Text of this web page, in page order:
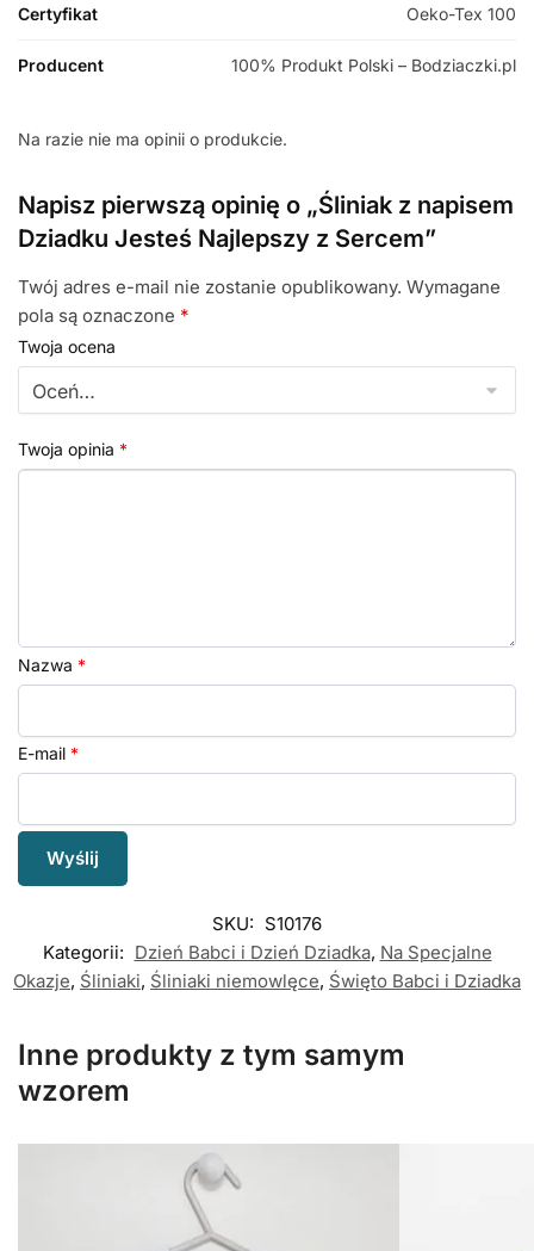
Certyfikat Oeko-Tex 100
Producent 100% Produkt Polski – Bodziaczki.pl
Na razie nie ma opinii o produkcie.
Napisz pierwszą opinię o „Śliniak z napisem
Dziadku Jesteś Najlepszy z Sercem”
Twój adres e-mail nie zostanie opublikowany. Wymagane
pola są oznaczone *
Twoja ocena
Twoja opinia *
Nazwa *
E-mail *
SKU: S10176
Kategorii: Dzień Babci i Dzień Dziadka, Na Specjalne
Okazje, Śliniaki, Śliniaki niemowlęce, Święto Babci i Dziadka
Inne produkty z tym samym
wzorem